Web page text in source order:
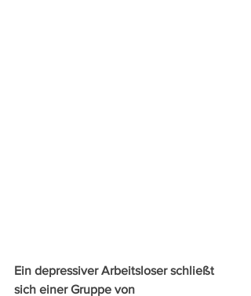
Ein depressiver Arbeitsloser schließt
sich einer Gruppe von